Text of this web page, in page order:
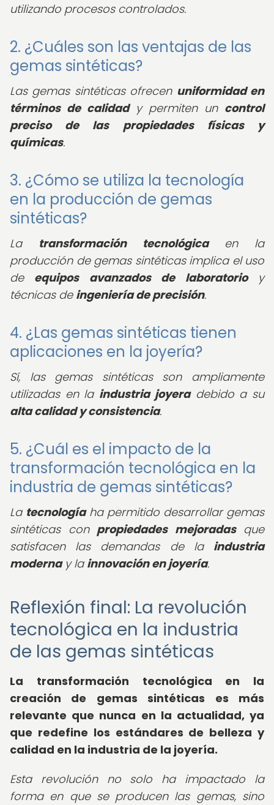
utilizando procesos controlados.
2. ¿Cuáles son las ventajas de las
gemas sintéticas?
Las gemas sintéticas ofrecen uniformidad en
términos de calidady permiten un control
preciso de las propiedades físicas y
químicas.
3. ¿Cómo se utiliza la tecnología
en la producción de gemas
sintéticas?
La transformación tecnológicaen la
producción de gemas sintéticas implica el uso
de equipos avanzados de laboratorioy
técnicas de ingeniería de precisión.
4. ¿Las gemas sintéticas tienen
aplicaciones en la joyería?
Sí, las gemas sintéticas son ampliamente
utilizadas en la industria joyeradebido a su
alta calidad y consistencia.
5. ¿Cuál es el impacto de la
transformación tecnológica en la
industria de gemas sintéticas?
La tecnologíaha permitido desarrollar gemas
sintéticas con propiedades mejoradasque
satisfacen las demandas de la industria
modernay la innovación en joyería.
Reflexión final: La revolución
tecnológica en la industria
de las gemas sintéticas
La transformación tecnológica en la
creación de gemas sintéticas es más
relevante que nunca en la actualidad, ya
que redefine los estándares de belleza y
calidad en la industria de la joyería.
Esta revolución no solo ha impactado la
forma en que se producen las gemas, sino